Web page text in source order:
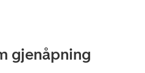
gjenåpning